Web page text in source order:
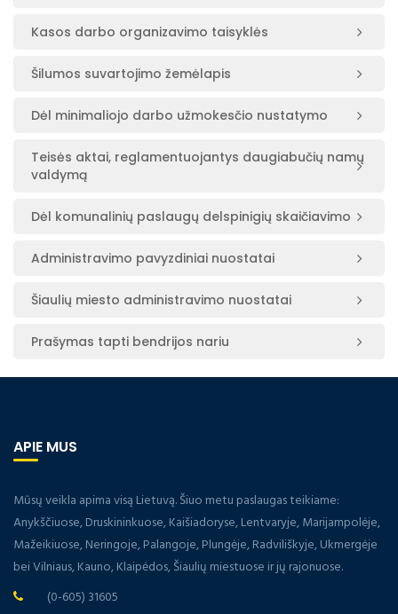
Kasos darbo organizavimo taisyklės
Šilumos suvartojimo žemėlapis
Dėl minimaliojo darbo užmokesčio nustatymo
Teisės aktai, reglamentuojantys daugiabučių namų
valdymą
Dėl komunalinių paslaugų delspinigių skaičiavimo
Administravimo pavyzdiniai nuostatai
Šiaulių miesto administravimo nuostatai
Prašymas tapti bendrijos nariu
APIE MUS
Mūsų veikla apima visą Lietuvą. Šiuo metu paslaugas teikiame:
Anykščiuose, Druskininkuose, Kaišiadoryse, Lentvaryje, Marijampolėje,
Mažeikiuose, Neringoje, Palangoje, Plungėje, Radviliškyje, Ukmergėje
bei Vilniaus, Kauno, Klaipėdos, Šiaulių miestuose ir jų rajonuose.
(0-605) 31605